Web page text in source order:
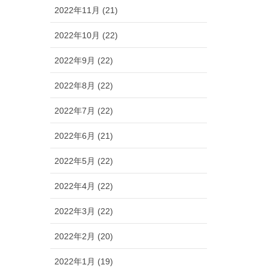
2022年11月 (21)
2022年10月 (22)
2022年9月 (22)
2022年8月 (22)
2022年7月 (22)
2022年6月 (21)
2022年5月 (22)
2022年4月 (22)
2022年3月 (22)
2022年2月 (20)
2022年1月 (19)